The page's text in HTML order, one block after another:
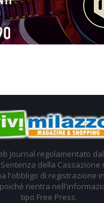
Journal regolamentato
della Cassazione
l'obbligo di registrazione
rientra
tipo Free Press.